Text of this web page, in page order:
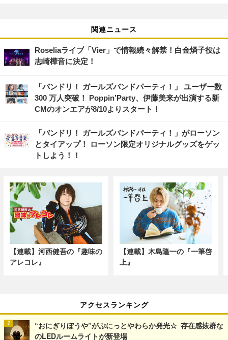
関連ニュース
Roseliaライブ「Vier」で情報続々解禁！白金燐子役は
志崎樺音に決定！
「バンドリ！ ガールズバンドパーティ！」 ユーザー数
300 万人突破！ Poppin’Party、伊藤美来が出演する新
CMのオンエアが8/10よりスタート！
「バンドリ！ ガールズバンドパーティ！」がローソン
とタイアップ！ ローソン限定オリジナルグッズをゲッ
トしよう！！
【連載】河西健吾の『趣味の
アレコレ』
【連載】木島隆一の『一筆啓
上』
アクセスランキング
“おにぎりぼうや”がぷにっとやわらか発光☆ 存在感抜群な
のLEDルームライトが新登場